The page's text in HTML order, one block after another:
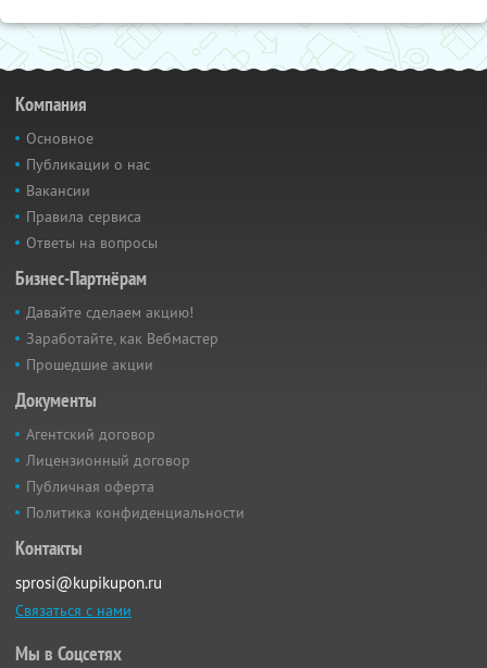
Компания
Основное
Публикации о нас
Вакансии
Правила сервиса
Ответы на вопросы
Бизнес-Партнёрам
Давайте сделаем акцию!
Заработайте, как Вебмастер
Прошедшие акции
Документы
Агентский договор
Лицензионный договор
Публичная оферта
Политика конфиденциальности
Контакты
sprosi@kupikupon.ru
Связаться с нами
Мы в Соцсетях